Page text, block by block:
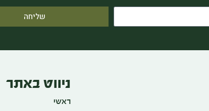
שליחה
ניווט באתר
ראשי